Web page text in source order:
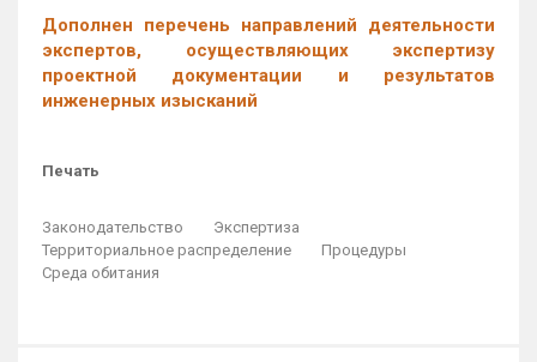
Дополнен перечень направлений деятельности
экспертов, осуществляющих экспертизу
проектной документации и результатов
инженерных изысканий
Печать
Законодательство
Экспертиза
Территориальное распределение
Процедуры
Среда обитания